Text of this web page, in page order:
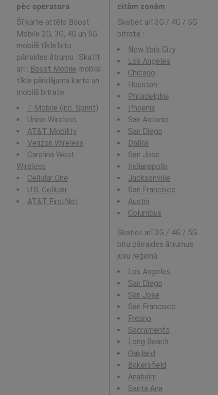
pēc operatora
Šī karte attēlo Boost
Mobile 2G, 3G, 4G un 5G
mobilā tīkla bitu
pārraides ātrumu . Skatīt
arī : Boost Mobile mobilā
tīkla pārklājuma karte un
mobilā bitrate .
T-Mobile (inc. Sprint)
Union Wireless
AT&T Mobility
Verizon Wireless
Carolina West
Wireless
Cellular One
U.S. Cellular
AT&T FirstNet
citām zonām
Skatiet arī 3G / 4G / 5G
bitrate :
New York City
Los Angeles
Chicago
Houston
Philadelphia
Phoenix
San Antonio
San Diego
Dallas
San Jose
Indianapolis
Jacksonville
San Francisco
Austin
Columbus
Skatiet arī 3G / 4G / 5G
bitu pārraides ātrumus
jūsu reģionā:
Los Angeles
San Diego
San Jose
San Francisco
Fresno
Sacramento
Long Beach
Oakland
Bakersfield
Anaheim
Santa Ana